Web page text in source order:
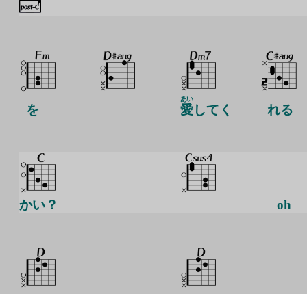
を 愛
あい
してく れる
かい？ oh